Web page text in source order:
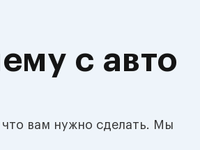
с авто
вам нужно сделать. Мы